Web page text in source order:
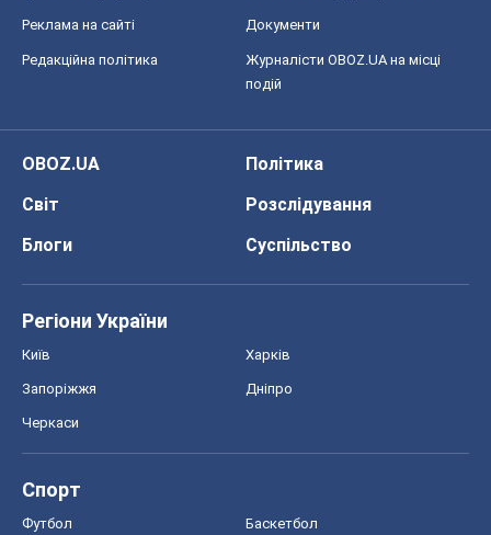
Реклама на сайті Документи
Редакційна політика
Журналісти OBOZ.UA на місці
подій
OBOZ.UA
Політика
Світ
Розслідування
Блоги
Суспільство
Регіони України
Київ Харків
Запоріжжя Дніпро
Черкаси
Спорт
Футбол Баскетбол